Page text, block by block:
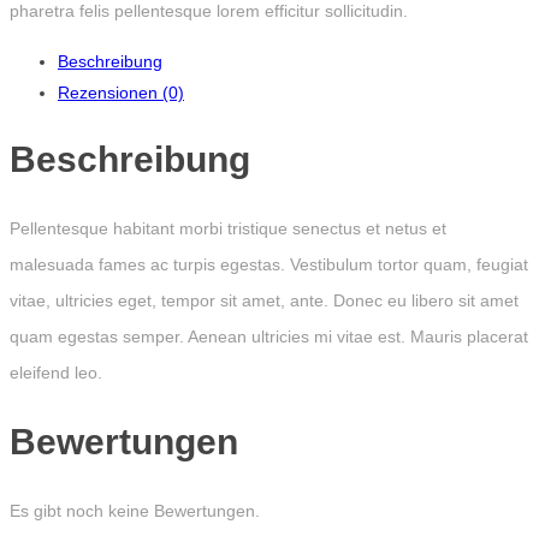
pharetra felis pellentesque lorem efficitur sollicitudin.
Beschreibung
Rezensionen (0)
Beschreibung
Pellentesque habitant morbi tristique senectus et netus et
malesuada fames ac turpis egestas. Vestibulum tortor quam, feugiat
vitae, ultricies eget, tempor sit amet, ante. Donec eu libero sit amet
quam egestas semper. Aenean ultricies mi vitae est. Mauris placerat
eleifend leo.
Bewertungen
Es gibt noch keine Bewertungen.